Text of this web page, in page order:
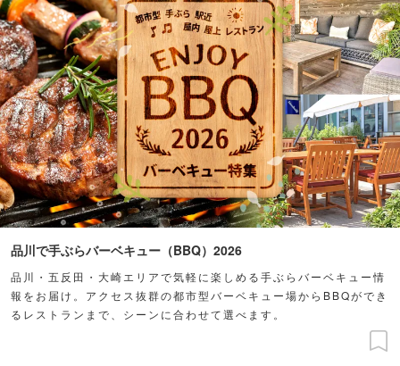
品川で手ぶらバーベキュー（BBQ）2026
品川・五反田・大崎エリアで気軽に楽しめる手ぶらバーベキュー情
報をお届け。アクセス抜群の都市型バーベキュー場からBBQができ
るレストランまで、シーンに合わせて選べます。